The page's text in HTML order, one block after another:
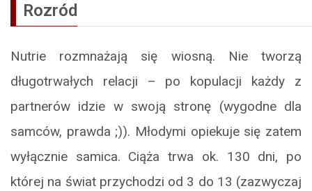
Rozród
Nutrie rozmnażają się wiosną. Nie tworzą
długotrwałych relacji – po kopulacji każdy z
partnerów idzie w swoją stronę (wygodne dla
samców, prawda ;)). Młodymi opiekuje się zatem
wyłącznie samica. Ciąża trwa ok. 130 dni, po
której na świat przychodzi od 3 do 13 (zazwyczaj